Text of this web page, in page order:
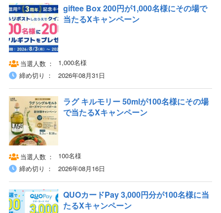
giftee Box 200円が1,000名様にその場で
当たるXキャンペーン
当選人数
1,000名様
締め切り
2026年08月31日
ラグ キルモリー 50mlが100名様にその場
で当たるXキャンペーン
当選人数
100名様
締め切り
2026年08月16日
QUOカードPay 3,000円分が100名様に当
たるXキャンペーン